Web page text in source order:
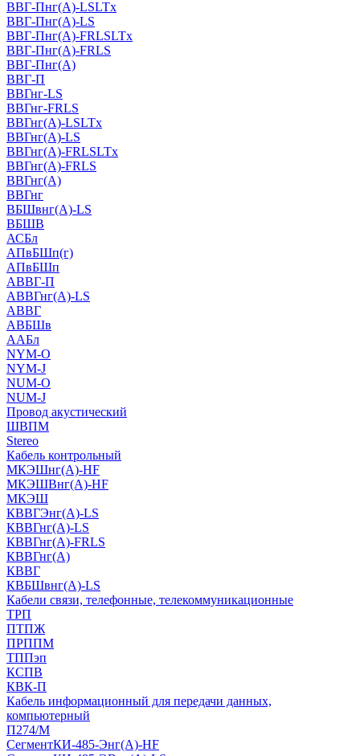
ВВГ-Пнг(А)-LSLTx
ВВГ-Пнг(А)-LS
ВВГ-Пнг(А)-FRLSLTx
ВВГ-Пнг(А)-FRLS
ВВГ-Пнг(А)
ВВГ-П
ВВГнг-LS
ВВГнг-FRLS
ВВГнг(А)-LSLTx
ВВГнг(А)-LS
ВВГнг(А)-FRLSLTx
ВВГнг(А)-FRLS
ВВГнг(А)
ВВГнг
ВБШвнг(А)-LS
ВБШВ
АСБл
АПвБШп(г)
АПвБШп
АВВГ-П
АВВГнг(А)-LS
АВВГ
АВБШв
ААБл
NYM-O
NYM-J
NUM-О
NUM-J
Провод акустический
ШВПМ
Stereo
Кабель контрольный
МКЭШнг(A)-HF
МКЭШВнг(А)-HF
МКЭШ
КВВГЭнг(А)-LS
КВВГнг(А)-LS
КВВГнг(А)-FRLS
КВВГнг(А)
КВВГ
КВБШвнг(А)-LS
Кабели связи, телефонные, телекоммуникационные
ТРП
ПТПЖ
ПРППМ
ТППэп
КСПВ
КВК-П
Кабель информационный для передачи данных,
компьютерный
П274/М
СегментКИ-485-Энг(А)-HF